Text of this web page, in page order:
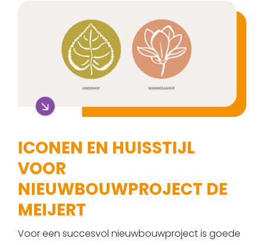
ICONEN EN HUISSTIJL
VOOR
NIEUWBOUWPROJECT DE
MEIJERT
Voor een succesvol nieuwbouwproject is goede